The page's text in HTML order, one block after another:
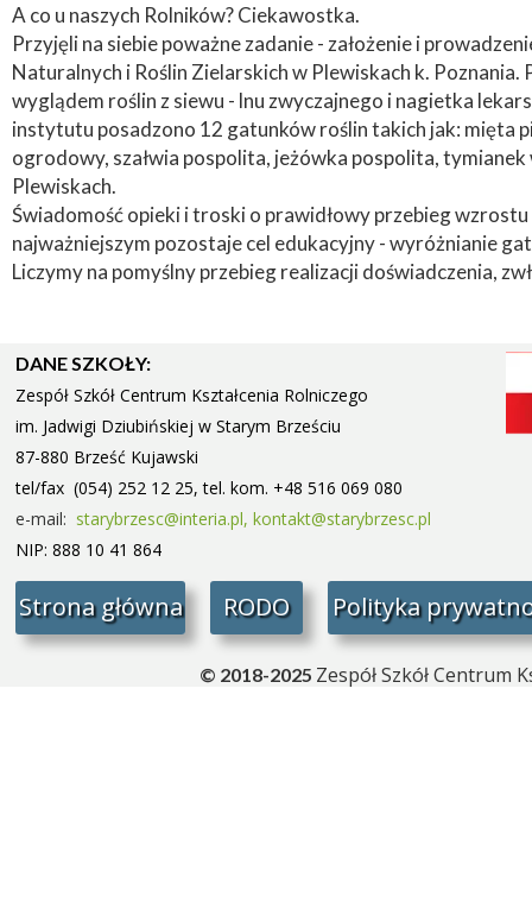
A co u naszych Rolników? Ciekawostka.
Przyjęli na siebie poważne zadanie - założenie i
Naturalnych i Roślin Zielarskich w Plewiskach k.
wyglądem roślin z siewu - lnu zwyczajnego i nagietka
instytutu posadzono 12 gatunków roślin takich jak: mięta
ogrodowy, szałwia pospolita, jeżówka pospolita,
Plewiskach.
Świadomość opieki i troski o prawidłowy przebieg
najważniejszym pozostaje cel edukacyjny - wyróżnianie
Liczymy na pomyślny przebieg realizacji doświadczenia,
Strona główna Polityka
RODO
DANE SZKOŁY:
Zespół Szkół Centrum Kształcenia Rolniczego
im. Jadwigi Dziubińskiej w Starym Brześciu
87-880 Brześć Kujawski
tel/fax (054) 252 12 25, tel. kom. +48 516 069 080
e-mail: starybrzesc@interia.pl, kontakt@starybrzesc.pl
NIP: 888 10 41 864
© 2018-2025 Zespół Szkół Centrum